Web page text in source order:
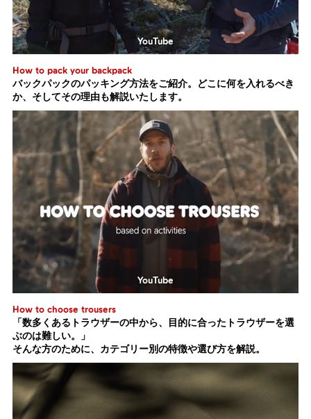
YouTube
How to pack your backpack
バックパックのパッキング方法をご紹介。どこに何を入れるべき
か、そしてその理由も解説いたします。
YouTube
How to choose trousers
「数多くあるトラウザーの中から、目的に合ったトラウザーを選
ぶのは難しい。」
そんな方のために、カテゴリー別の特徴や選び方を解説。